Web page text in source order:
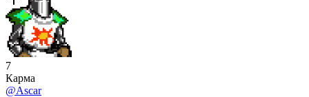
7
Карма
@Ascar